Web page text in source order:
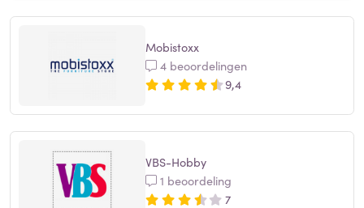
Mobistoxx
4 beoordelingen
9,4
VBS-Hobby
1 beoordeling
7